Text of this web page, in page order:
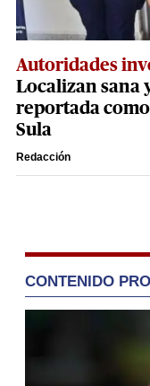
Autoridades
Localizan sana
reportada
Sula
Redacción
CONTENIDO